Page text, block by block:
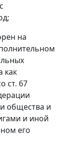
на
как
ст. 67
общества и
и иной
его